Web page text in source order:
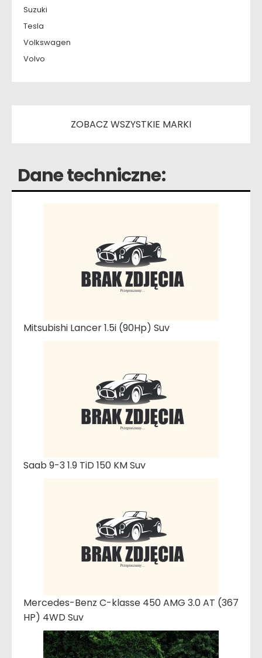
Suzuki
Tesla
Volkswagen
Volvo
ZOBACZ WSZYSTKIE MARKI
Dane techniczne:
Mitsubishi Lancer 1.5i (90Hp) Suv
Saab 9-3 1.9 TiD 150 KM Suv
Mercedes-Benz C-klasse 450 AMG 3.0 AT (367
HP) 4WD Suv